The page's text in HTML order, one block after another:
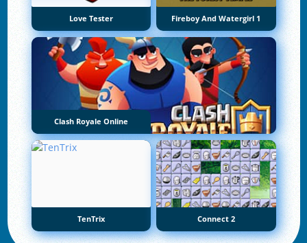
Love Tester Fireboy And Watergirl 1
Clash Royale Online
TenTrix Connect 2